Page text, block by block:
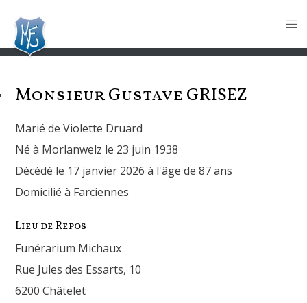
Monsieur Gustave GRISEZ
Marié de Violette Druard
Né à Morlanwelz le 23 juin 1938
Décédé le 17 janvier 2026 à l'âge de 87 ans
Domicilié à Farciennes
Lieu de Repos
Funérarium Michaux
Rue Jules des Essarts, 10
6200 Châtelet